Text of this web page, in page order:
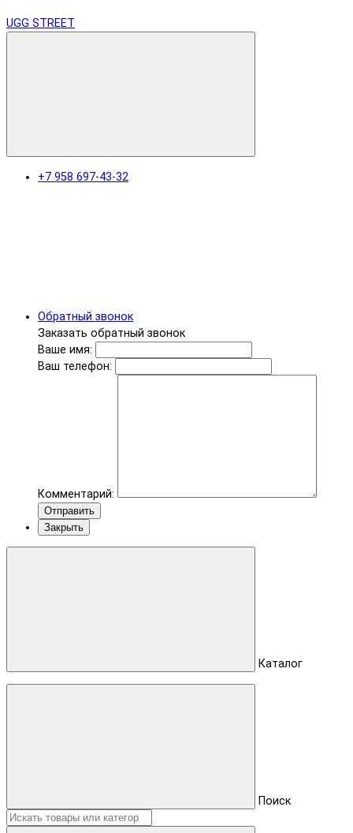
UGG STREET
+7 958 697-43-32
Обратный звонок
Заказать обратный звонок
Ваше имя:
Ваш телефон:
Комментарий:
Отправить
Закрыть
Каталог
Поиск